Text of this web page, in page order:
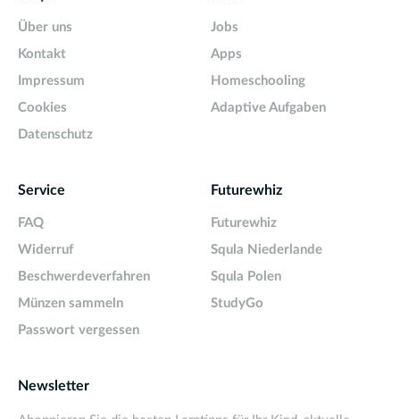
Über uns
Kontakt
Impressum
Cookies
Datenschutz
Jobs
Apps
Homeschooling
Adaptive Aufgaben
Service
FAQ
Widerruf
Beschwerdeverfahren
Münzen sammeln
Passwort vergessen
Futurewhiz
Futurewhiz
Squla Niederlande
Squla Polen
StudyGo
Newsletter